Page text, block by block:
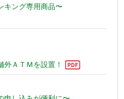
キング専用商品〜
外ＡＴＭを設置！